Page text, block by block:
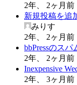
2年、 2ヶ月前
新規投稿を追
みりす
2年、 2ヶ月前
bbPressのスパ
2年、 2ヶ月前
Inexpensive
2年、 3ヶ月前